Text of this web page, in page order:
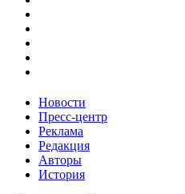
Новости
Пресс-центр
Реклама
Редакция
Авторы
История